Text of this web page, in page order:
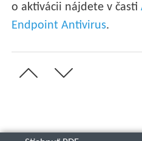
o aktivácii nájdete v časti
Endpoint Antivirus.